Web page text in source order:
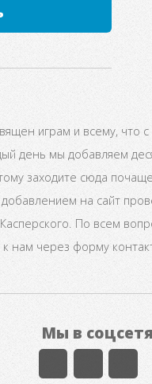
играм и всему, что
день мы добавляем
заходите сюда
на сайт
По всем
нам через форму
Мы в